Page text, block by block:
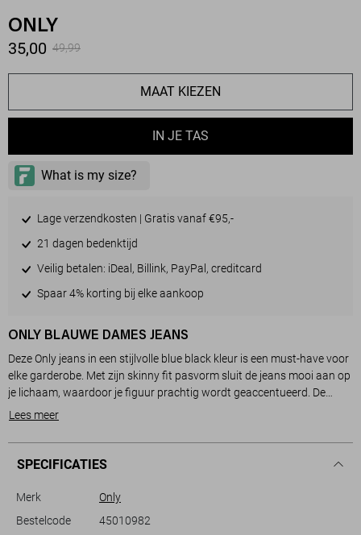
ONLY
35,00 49,99
MAAT KIEZEN
IN JE TAS
Lage verzendkosten | Gratis vanaf €95,-
21 dagen bedenktijd
Veilig betalen: iDeal, Billink, PayPal, creditcard
Spaar 4% korting bij elke aankoop
ONLY BLAUWE DAMES JEANS
Deze Only jeans in een stijlvolle blue black kleur is een must-have voor
elke garderobe. Met zijn skinny fit pasvorm sluit de jeans mooi aan op
je lichaam, waardoor je figuur prachtig wordt geaccentueerd. De
normale taille en de vijf handige zakken maken deze jeans niet alleen
combinatie van 92% katoen, 6% elastomultiester en 2% elastan, biedt
de broek een aangename stretch en draagcomfort, perfect voor een
De jeans heeft een verfijnde rinsewash wassing die een subtiele, maar
gecombineerd worden met een nette blouse voor een zakelijke touch,
Lees meer
SPECIFICATIES
Merk
Only
Bestelcode
45010982